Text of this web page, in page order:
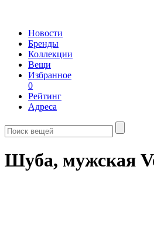
Новости
Бренды
Коллекции
Вещи
Избранное
0
Рейтинг
Адреса
Шуба, мужская